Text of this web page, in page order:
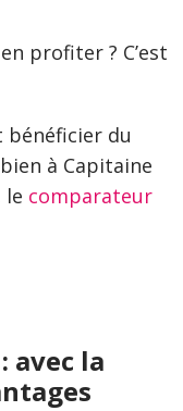
profiter ? C’est
bénéficier du
à Capitaine
le comparateur
avec la